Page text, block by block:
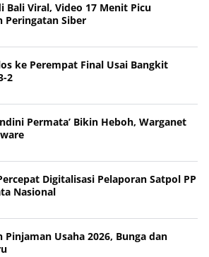
Bali Viral, Video 17 Menit Picu
Peringatan Siber
ke Perempat Final Usai Bangkit
2
Permata’ Bikin Heboh, Warganet
Digitalisasi Pelaporan Satpol PP
Nasional
Pinjaman Usaha 2026, Bunga dan